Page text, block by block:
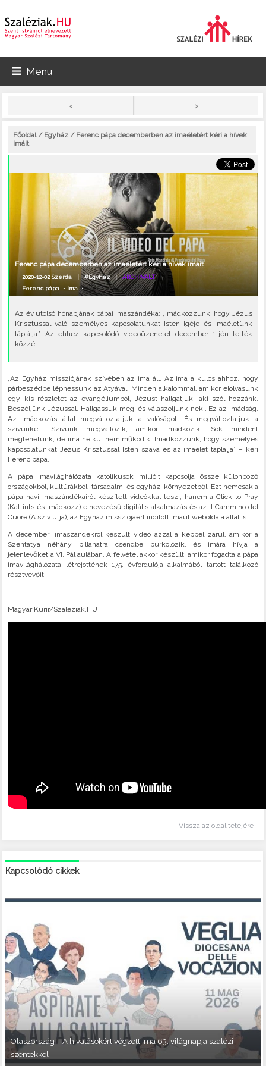
Menü
< >
Főoldal/ Egyház / Ferenc pápa decemberben az imaéletért kéri a hívek
imáit
Ferenc pápa decemberben az imaéletért kéri a hívek imáit
2020-12-02 Szerda |#Egyház|ARCHIVÁLT
Ferenc pápa • ima •
Az év utolsó hónapjának pápai imaszándéka: „Imádkozzunk, hogy Jézus
Krisztussal való személyes kapcsolatunkat Isten Igéje és imaéletünk
táplálja.” Az ehhez kapcsolódó videoüzenetet december 1-jén tették
közzé.
„Az Egyház missziójának szívében az ima áll. Az ima a kulcs ahhoz, hogy
párbeszédbe léphessünk az Atyával. Minden alkalommal, amikor elolvasunk
egy kis részletet az evangéliumból, Jézust hallgatjuk, aki szól hozzánk.
Beszéljünk Jézussal. Hallgassuk meg, és válaszoljunk neki. Ez az imádság.
Az imádkozás által megváltoztatjuk a valóságot. És megváltoztatjuk a
szívünket. Szívünk megváltozik, amikor imádkozik. Sok mindent
megtehetünk, de ima nélkül nem működik. Imádkozzunk, hogy személyes
kapcsolatunkat Jézus Krisztussal Isten szava és az imaélet táplálja” – kéri
Ferenc pápa.
A pápa imavilághálózata katolikusok millióit kapcsolja össze különböző
országokból, kultúrákból, társadalmi és egyházi környezetből. Ezt nemcsak a
pápa havi imaszándékairól készített videókkal teszi, hanem a Click to Pray
(Kattints és imádkozz) elnevezésű digitális alkalmazás és az Il Cammino del
Cuore (A szív útja), az Egyház missziójáért indított imaút weboldala által is.
A decemberi imaszándékról készült videó azzal a képpel zárul, amikor a
Szentatya néhány pillanatra csendbe burkolózik, és imára hívja a
jelenlevőket a VI. Pál aulában. A felvétel akkor készült, amikor fogadta a pápa
imavilághálózata létrejöttének 175. évfordulója alkalmából tartott találkozó
résztvevőit.
Magyar Kurír/Szaléziak.HU
Vissza az oldal tetejére
Kapcsolódó cikkek
Olaszország – A hivatásokért végzett ima 63. világnapja szalézi
szentekkel